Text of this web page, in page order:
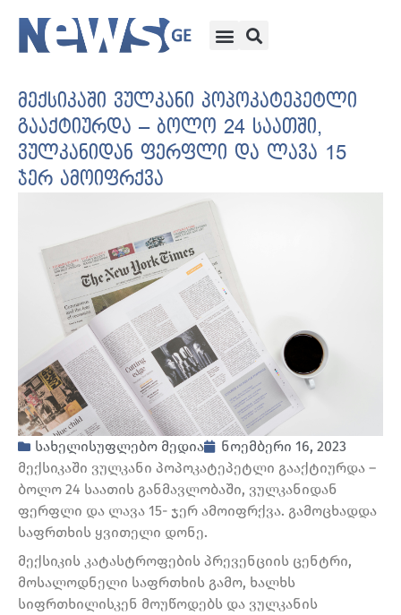
მექსიკაში ვულკანი პოპოკატეპეტლი
გააქტიურდა – ბოლო 24 საათში,
ვულკანიდან ფერფლი და ლავა 15
ჯერ ამოიფრქვა
სახელისუფლებო მედია
ნოემბერი 16, 2023
მექსიკაში ვულკანი პოპოკატეპეტლი გააქტიურდა –
ბოლო 24 საათის განმავლობაში, ვულკანიდან
ფერფლი და ლავა 15- ჯერ ამოიფრქვა. გამოცხადდა
საფრთხის ყვითელი დონე.
მექსიკის კატასტროფების პრევენციის ცენტრი,
მოსალოდნელი საფრთხის გამო, ხალხს
სიფრთხილისკენ მოუწოდებს და ვულკანის